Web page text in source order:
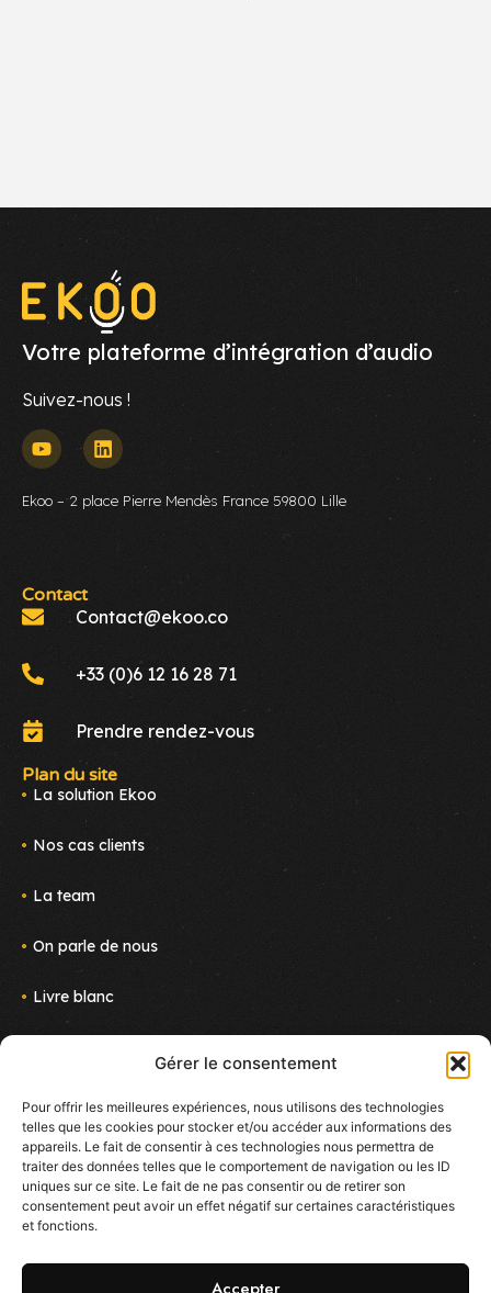
Gérer le consentement
Pour offrir les meilleures expériences, nous utilisons des technologies
telles que les cookies pour stocker et/ou accéder aux informations des
appareils. Le fait de consentir à ces technologies nous permettra de
traiter des données telles que le comportement de navigation ou les ID
uniques sur ce site. Le fait de ne pas consentir ou de retirer son
consentement peut avoir un effet négatif sur certaines caractéristiques
et fonctions.
Accepter
Votre plateforme d’intégration d’audio
Suivez-nous !
Ekoo – 2 place Pierre Mendès France 59800 Lille
Contact
Contact@ekoo.co
+33 (0)6 12 16 28 71
Prendre rendez-vous
Plan du site
La solution Ekoo
Nos cas clients
La team
On parle de nous
Livre blanc
Nous rejoindre
Newsletter
Suivez le projet !
E-mail
J'accepte de reçevoir des mails sur les nouveautés